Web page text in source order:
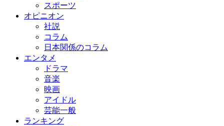
スポーツ
オピニオン
社説
コラム
日本関係のコラム
エンタメ
ドラマ
音楽
映画
アイドル
芸能一般
ランキング